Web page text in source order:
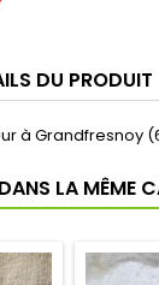
DU PRODUIT
à Grandfresnoy
LA MÊME